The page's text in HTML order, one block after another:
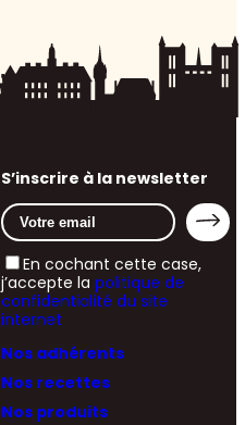
Nos adhérents
Nos recettes
Nos produits
S’inscrire à la newsletter
En cochant cette case,
j’accepte la politique de
confidentialité du site
internet